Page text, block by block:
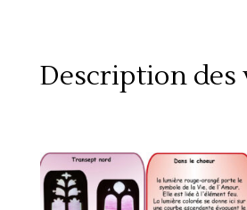
Description